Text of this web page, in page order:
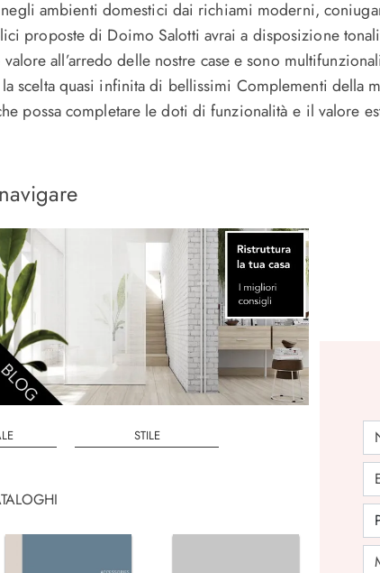
ambienti domestici dai richiami moderni,
proposte di Doimo Salotti avrai a disposizione
all’arredo delle nostre case e sono
scelta quasi infinita di bellissimi Complementi della
possa completare le doti di funzionalità e il valore
STILE